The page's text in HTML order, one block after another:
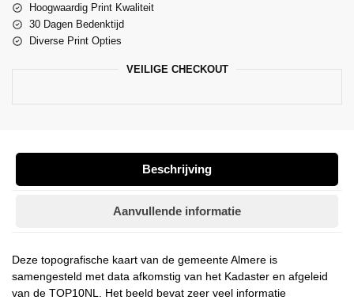
Hoogwaardig Print Kwaliteit
30 Dagen Bedenktijd
Diverse Print Opties
VEILIGE CHECKOUT
Beschrijving
Aanvullende informatie
Deze topografische kaart van de gemeente Almere is
samengesteld met data afkomstig van het Kadaster en afgeleid
van de TOP10NL. Het beeld bevat zeer veel informatie